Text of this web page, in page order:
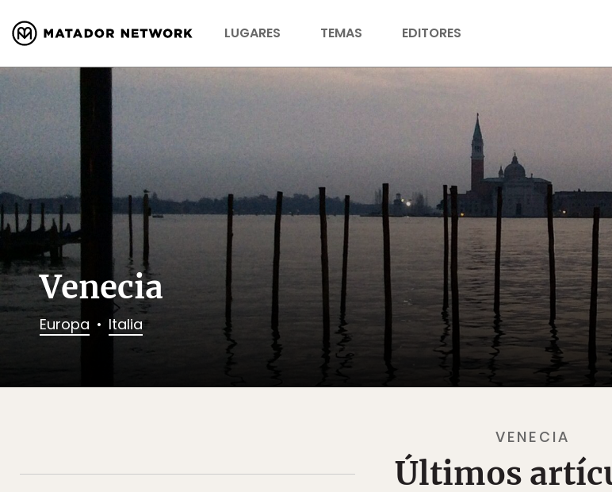
LUGARES TEMAS EDITORES
Venecia
Europa Italia
VENECIA
Últimos